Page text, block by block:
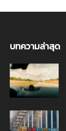
บทความล่าสุด